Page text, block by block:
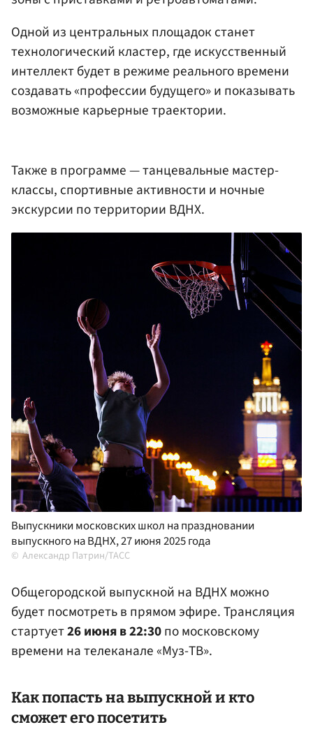
Одной из центральных площадок станет
технологический кластер, где искусственный
интеллект будет в режиме реального времени
создавать «профессии будущего» и показывать
возможные карьерные траектории.
Также в программе — танцевальные мастер-
классы, спортивные активности и ночные
экскурсии по территории ВДНХ.
Выпускники московских школ на праздновании
выпускного на ВДНХ, 27 июня 2025 года
Александр Патрин/ТАСС
Общегородской выпускной на ВДНХ можно
будет посмотреть в прямом эфире. Трансляция
стартует26 июня в 22:30по московскому
времени на телеканале «Муз-ТВ».
Как попасть на выпускной и кто
сможет его посетить